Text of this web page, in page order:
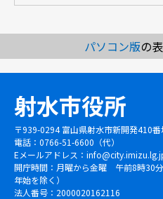
パソコン版の
射水市役所
〒939-0294 富山県射水市新開発410番
電話：0766-51-6600（代）
Eメールアドレス：
開庁時間：月曜から金曜 午前8時30
年始を除く）
法人番号：2000020162116